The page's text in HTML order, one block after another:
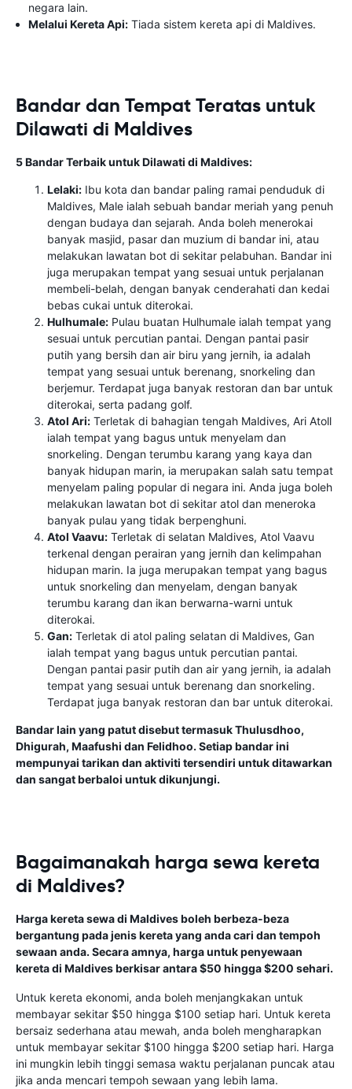
negara lain.
Melalui Kereta Api: Tiada sistem kereta api di Maldives.
Bandar dan Tempat Teratas untuk
Dilawati di Maldives
5 Bandar Terbaik untuk Dilawati di Maldives:
Lelaki: Ibu kota dan bandar paling ramai penduduk di
Maldives, Male ialah sebuah bandar meriah yang penuh
dengan budaya dan sejarah. Anda boleh menerokai
banyak masjid, pasar dan muzium di bandar ini, atau
melakukan lawatan bot di sekitar pelabuhan. Bandar ini
juga merupakan tempat yang sesuai untuk perjalanan
membeli-belah, dengan banyak cenderahati dan kedai
bebas cukai untuk diterokai.
Hulhumale: Pulau buatan Hulhumale ialah tempat yang
sesuai untuk percutian pantai. Dengan pantai pasir
putih yang bersih dan air biru yang jernih, ia adalah
tempat yang sesuai untuk berenang, snorkeling dan
berjemur. Terdapat juga banyak restoran dan bar untuk
diterokai, serta padang golf.
Atol Ari: Terletak di bahagian tengah Maldives, Ari Atoll
ialah tempat yang bagus untuk menyelam dan
snorkeling. Dengan terumbu karang yang kaya dan
banyak hidupan marin, ia merupakan salah satu tempat
menyelam paling popular di negara ini. Anda juga boleh
melakukan lawatan bot di sekitar atol dan meneroka
banyak pulau yang tidak berpenghuni.
Atol Vaavu: Terletak di selatan Maldives, Atol Vaavu
terkenal dengan perairan yang jernih dan kelimpahan
hidupan marin. Ia juga merupakan tempat yang bagus
untuk snorkeling dan menyelam, dengan banyak
terumbu karang dan ikan berwarna-warni untuk
diterokai.
Gan: Terletak di atol paling selatan di Maldives, Gan
ialah tempat yang bagus untuk percutian pantai.
Dengan pantai pasir putih dan air yang jernih, ia adalah
tempat yang sesuai untuk berenang dan snorkeling.
Terdapat juga banyak restoran dan bar untuk diterokai.
Bandar lain yang patut disebut termasuk Thulusdhoo,
Dhigurah, Maafushi dan Felidhoo. Setiap bandar ini
mempunyai tarikan dan aktiviti tersendiri untuk ditawarkan
dan sangat berbaloi untuk dikunjungi.
Bagaimanakah harga sewa kereta
di Maldives?
Harga kereta sewa di Maldives boleh berbeza-beza
bergantung pada jenis kereta yang anda cari dan tempoh
sewaan anda. Secara amnya, harga untuk penyewaan
kereta di Maldives berkisar antara $50 hingga $200 sehari.
Untuk kereta ekonomi, anda boleh menjangkakan untuk
membayar sekitar $50 hingga $100 setiap hari. Untuk kereta
bersaiz sederhana atau mewah, anda boleh mengharapkan
untuk membayar sekitar $100 hingga $200 setiap hari. Harga
ini mungkin lebih tinggi semasa waktu perjalanan puncak atau
jika anda mencari tempoh sewaan yang lebih lama.